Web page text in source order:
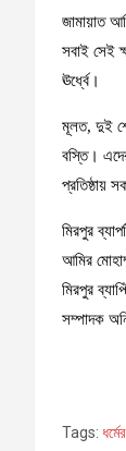
জামায়াত
সবাই সেই
ঊর্ধ্বে।
মূলত, দুই
বস্তি।
প্রতিষ্ঠায়
মিরপুর
আমির
মিরপুর
সম্পাদক
Tags: